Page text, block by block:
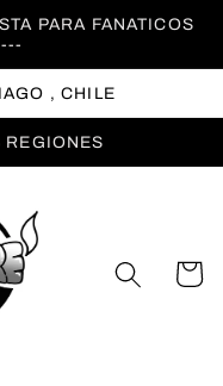
PARA FANATICOS
, CHILE
REGIONES
Carrito